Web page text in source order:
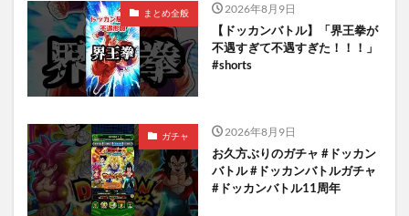
まとめ全般 2026年8月9日
【ドッカンバトル】「界王拳が
不遇すぎて不遇すぎた！！！」
#shorts
ガチャ 2026年8月9日
お久方ぶりのガチャ #ドッカン
バトル #ドッカンバトルガチャ
#ドッカンバトル11周年